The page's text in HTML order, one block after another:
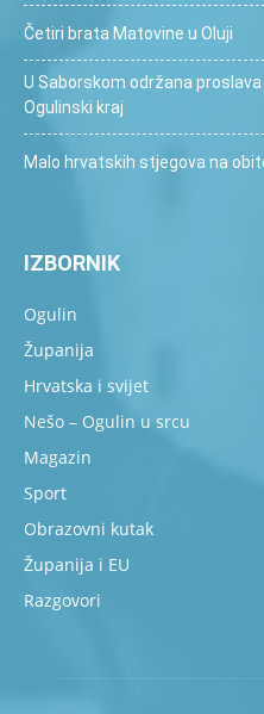
Četiri brata Matovine u Oluji
U Saborskom održana
Ogulinski kraj
Malo hrvatskih stjegova na
IZBORNIK
Ogulin
Županija
Hrvatska i svijet
Nešo – Ogulin u srcu
Magazin
Sport
Obrazovni kutak
Županija i EU
Razgovori